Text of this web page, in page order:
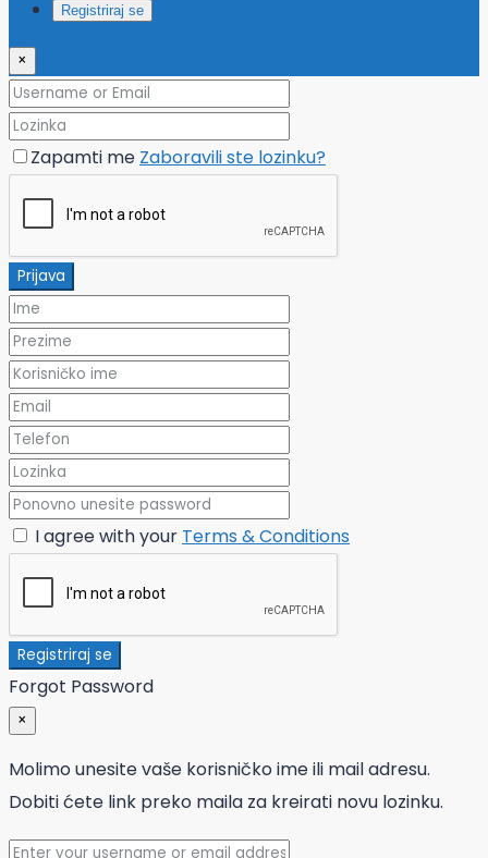
Registriraj se
×
Zapamti me Zaboravili ste lozinku?
Prijava
I agree with your Terms & Conditions
Registriraj se
Forgot Password
×
Molimo unesite vaše korisničko ime ili mail adresu.
Dobiti ćete link preko maila za kreirati novu lozinku.